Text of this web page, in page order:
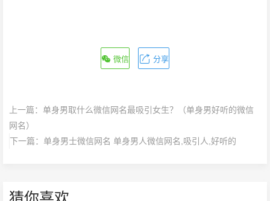
微信 分享
上一篇： 单身男取什么微信网名最吸引女生？（单身男好听的微信
网名）
下一篇： 单身男士微信网名 单身男人微信网名,吸引人,好听的